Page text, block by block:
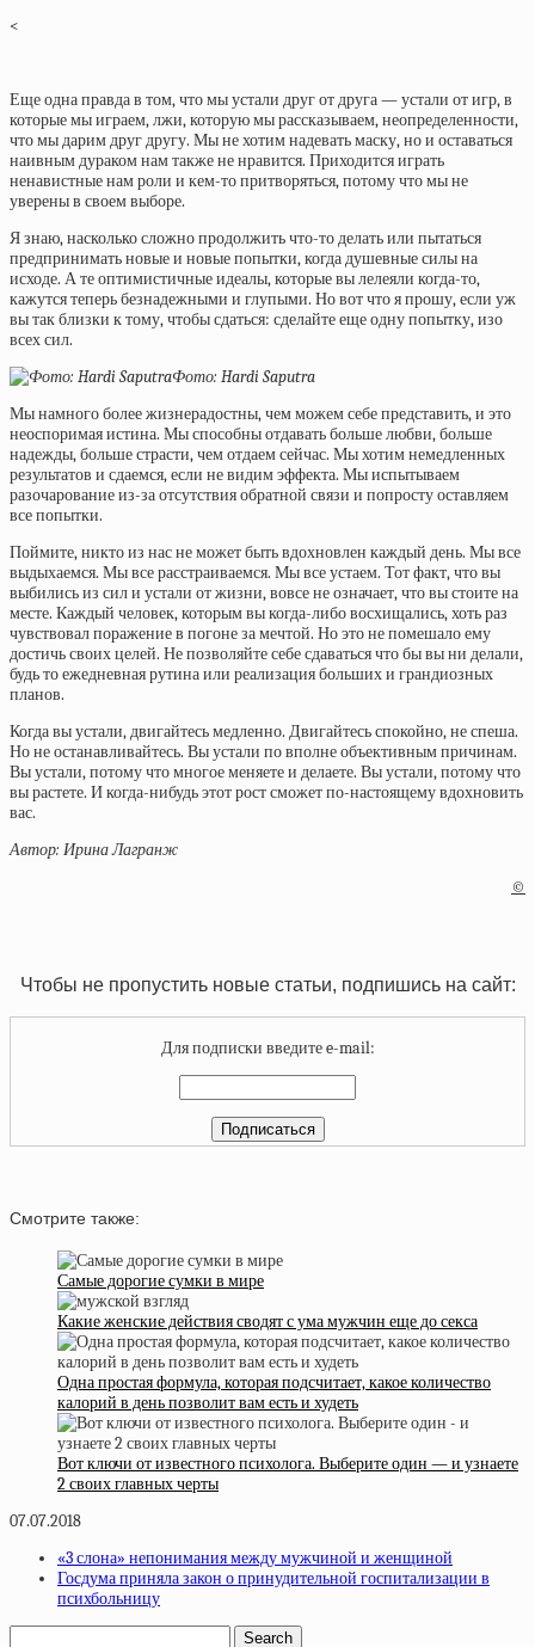
<
Еще одна правда в том, что мы устали друг от друга — устали от игр, в
которые мы играем, лжи, которую мы рассказываем, неопределенности,
что мы дарим друг другу. Мы не хотим надевать маску, но и оставаться
наивным дураком нам также не нравится. Приходится играть
ненавистные нам роли и кем-то притворяться, потому что мы не
уверены в своем выборе.
Я знаю, насколько сложно продолжить что-то делать или пытаться
предпринимать новые и новые попытки, когда душевные силы на
исходе. А те оптимистичные идеалы, которые вы лелеяли когда-то,
кажутся теперь безнадежными и глупыми. Но вот что я прошу, если уж
вы так близки к тому, чтобы сдаться: сделайте еще одну попытку, изо
всех сил.
Фото: Hardi Saputra
Мы намного более жизнерадостны, чем можем себе представить, и это
неоспоримая истина. Мы способны отдавать больше любви, больше
надежды, больше страсти, чем отдаем сейчас. Мы хотим немедленных
результатов и сдаемся, если не видим эффекта. Мы испытываем
разочарование из-за отсутствия обратной связи и попросту оставляем
все попытки.
Поймите, никто из нас не может быть вдохновлен каждый день. Мы все
выдыхаемся. Мы все расстраиваемся. Мы все устаем. Тот факт, что вы
выбились из сил и устали от жизни, вовсе не означает, что вы стоите на
месте. Каждый человек, которым вы когда-либо восхищались, хоть раз
чувствовал поражение в погоне за мечтой. Но это не помешало ему
достичь своих целей. Не позволяйте себе сдаваться что бы вы ни делали,
будь то ежедневная рутина или реализация больших и грандиозных
планов.
Когда вы устали, двигайтесь медленно. Двигайтесь спокойно, не спеша.
Но не останавливайтесь. Вы устали по вполне объективным причинам.
Вы устали, потому что многое меняете и делаете. Вы устали, потому что
вы растете. И когда-нибудь этот рост сможет по-настоящему вдохновить
вас.
Автор: Ирина Лагранж
©
Чтобы не пропустить новые статьи, подпишись на сайт:
Для подписки введите e-mail:
Смотрите также:
Самые дорогие сумки в мире
Какие женские действия сводят с ума мужчин еще до секса
Одна простая формула, которая подсчитает, какое количество
калорий в день позволит вам есть и худеть
Вот ключи от известного психолога. Выберите один — и узнаете
2 своих главных черты
07.07.2018
«3 слона» непонимания между мужчиной и женщиной
Госдума приняла закон о принудительной госпитализации в
психбольницу